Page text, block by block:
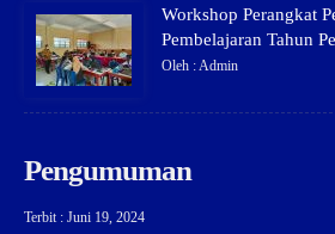
Workshop Perangkat
Pembelajaran Tahun
Oleh : Admin
Pengumuman
Terbit : Juni 19, 2024